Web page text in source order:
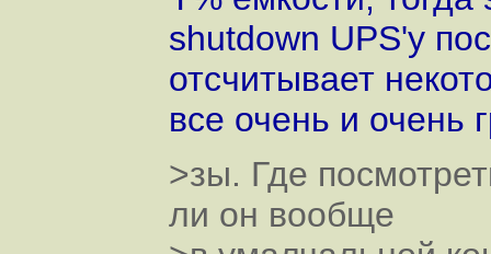
shutdown UPS'у
отсчитывает
все очень и очень
>зы. Где
ли он вообще